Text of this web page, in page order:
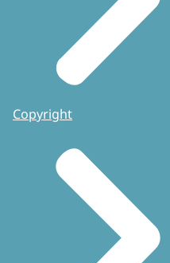
Copyright